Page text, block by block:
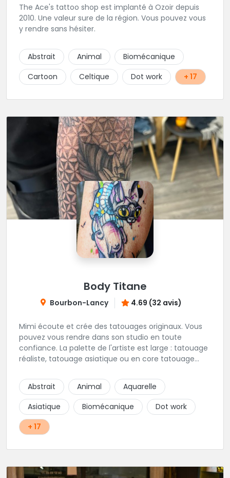
The Ace's tattoo shop est implanté à Ozoir depuis
2010. Une valeur sure de la région. Vous pouvez vous
y rendre sans hésiter.
Abstrait Animal
Biomécanique
Cartoon
Celtique Dot work + 17
Body Titane
Bourbon-Lancy 4.69 (32 avis)
Mimi écoute et crée des tatouages originaux. Vous
pouvez vous rendre dans son studio en toute
confiance. La palette de l'artiste est large : tatouage
réaliste, tatouage asiatique ou en core tatouage
construire un projet qui vous ressemble.
Abstrait Animal
Aquarelle
Asiatique
Biomécanique
Dot work
+ 17